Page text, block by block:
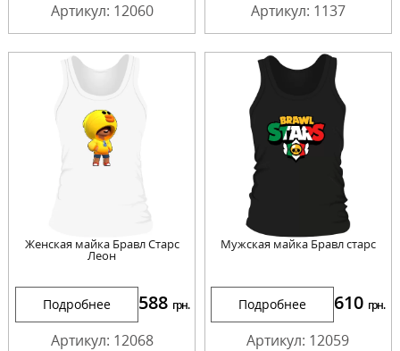
Артикул: 12060 Артикул: 1137
Женская майка Бравл Старс
Леон
Подробнее 588 грн.
Артикул: 12068
Мужская майка Бравл старс
Подробнее 610 грн.
Артикул: 12059